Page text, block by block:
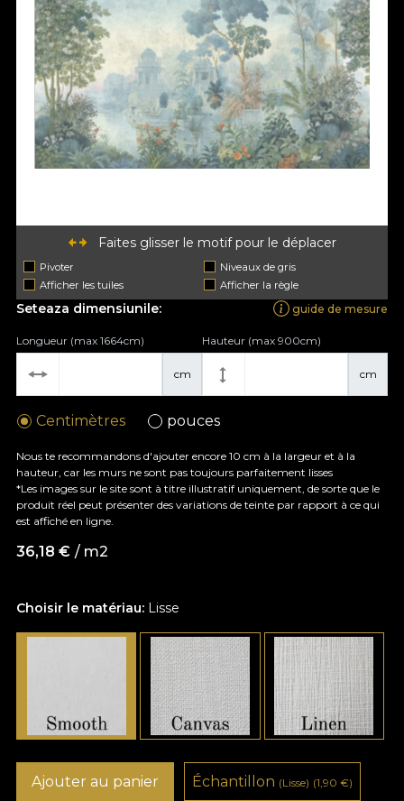
Faites glisser le motif pour le déplacer
Pivoter
Niveaux de gris
Afficher les tuiles
Afficher la règle
Choisir le matériau: Lisse
Seteaza dimensiunile: guide de mesure
cm
Longueur (max 1664cm)
cm
Hauteur (max 900cm)
Centimètres pouces
Nous te recommandons d'ajouter encore 10 cm à la largeur et à la
hauteur, car les murs ne sont pas toujours parfaitement lisses
*Les images sur le site sont à titre illustratif uniquement, de sorte que le
produit réel peut présenter des variations de teinte par rapport à ce qui
est affiché en ligne.
36,18 € / m2
Ajouter au panier Échantillon (Lisse) (1,90 €)